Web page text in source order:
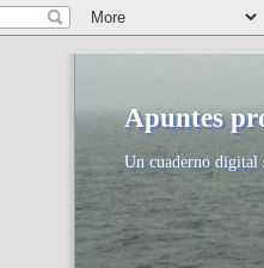
Apuntes
Un cuaderno digital